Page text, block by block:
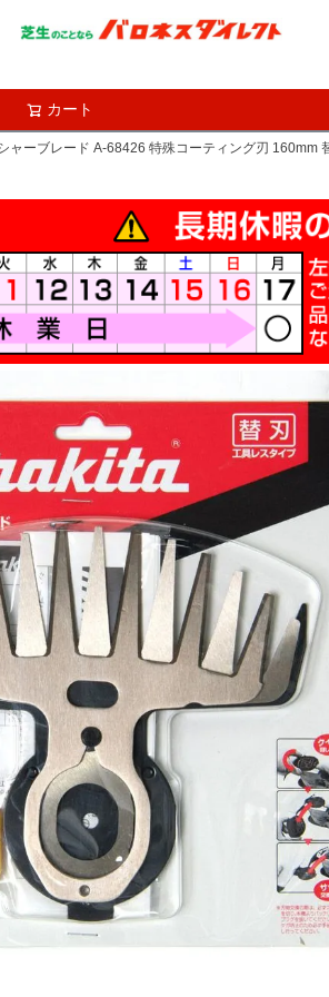
カート
ャーブレード A-68426 特殊コーティング刃 160mm